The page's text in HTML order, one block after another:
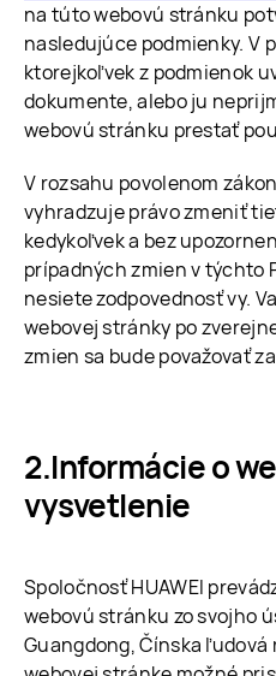
na túto webovú stránku
nasledujúce podmienky. V
ktorejkoľvek z podmienok
dokumente, alebo ju
webovú stránku prestať
V rozsahu povolenom
vyhradzuje právo zmeniť
kedykoľvek a bez
prípadných zmien v týchto
nesiete zodpovednosť vy.
webovej stránky po
zmien sa bude považovať
Informácie o
vysvetlenie
Spoločnosť HUAWEI
webovú stránku zo svojho
Guangdong, Čínska